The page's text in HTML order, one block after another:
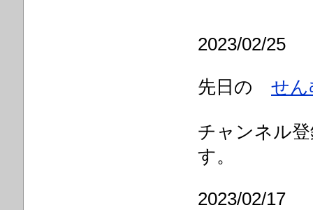
2023/02/25
先日の せん
チャンネル
す。
2023/02/17